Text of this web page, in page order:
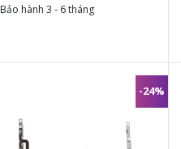
Bảo hành 3 - 6 tháng
-24%